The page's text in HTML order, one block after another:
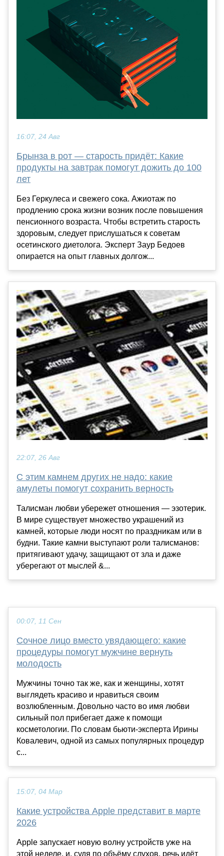
16:07, 24 Авг
Брынза в рот — старость придёт: Какие
продукты на завтрак помогут дожить до 100
лет
Без Геркулеса и свежего сока. Ажиотаж по
продлению срока жизни возник после повышения
пенсионного возраста. Чтобы встретить старость
здоровым, следует прислушаться к советам
осетинского диетолога. Эксперт Заур Бедоев
опирается на опыт главных долгож...
22:07, 26 Авг
С этим камнем других не надо: какие
амулеты помогут сохранить верность
Талисман любви убережет отношения — эзотерик.
В мире существует множество украшений из
камней, которые люди носят по праздникам или в
будни. Такие камни выступают роли талисманов:
притягивают удачу, защищают от зла и даже
уберегают от мыслей &...
00:07, 11 Сен
Сочное лицо вместо увядающего: какие
процедуры помогут мужчине вернуть
молодость
Мужчины точно так же, как и женщины, хотят
выглядеть красиво и нравиться своим
возлюбленным. Довольно часто во имя любви
сильный пол прибегает даже к помощи
косметологии. По словам бьюти-эксперта Ирины
Ковалевич, одной из самых популярных процедур
с...
15:07, 04 Мар
Какие устройства Apple представит в марте
2026
Apple запускает новую волну устройств уже на
этой неделе, и, судя по объёму слухов, речь идёт